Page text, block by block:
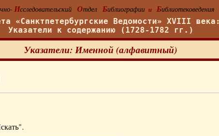
Исследовательский Отдел Библиографии и Библиотековедения
«Санктпетербургские Ведомости» XVIII века:
Указатели к содержанию (1728-1782 гг.)
Указатели: Именной (алфавитный)